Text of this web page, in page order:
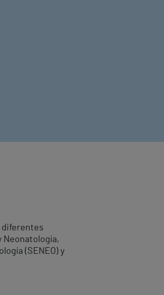
diferentes
Neonatología,
(SENEO) y